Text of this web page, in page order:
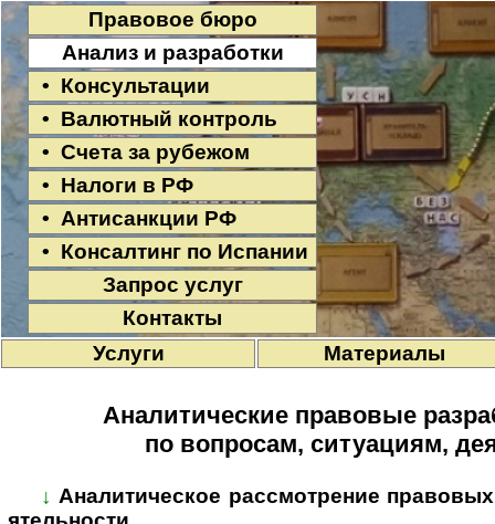
Правовое бюро
Анализ и разработки
• Консультации
• Валютный контроль
• Счета за рубежом
• Налоги в РФ
• Антисанкции РФ
• Консалтинг по Испании
Запрос услуг
Контакты
Услуги
Материалы
Аналитические правовые
по вопросам, ситуациям,
↓ Аналитическое рассмотрение